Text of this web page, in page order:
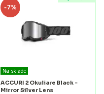
-7%
Na sklade
ACCURI 2 Okuliare Black -
Mirror Silver Lens